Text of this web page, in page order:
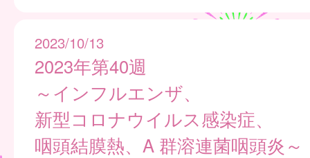
2023/10/13
2023年第40週
～インフルエンザ、
新型コロナウイルス感染症、
咽頭結膜熱、A 群溶連菌咽頭炎～